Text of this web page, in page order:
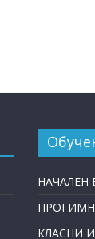
НАЧАЛЕН
КЛАСНИ И